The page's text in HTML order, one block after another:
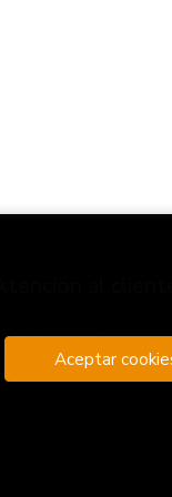
Pedidos especiales
Aceptar